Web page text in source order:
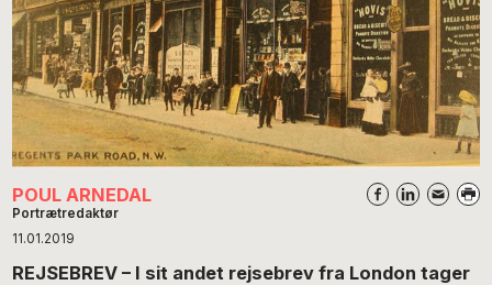
POUL ARNEDAL
Portrætredaktør
11.01.2019
REJSEBREV – I sit andet rejsebrev fra London tager